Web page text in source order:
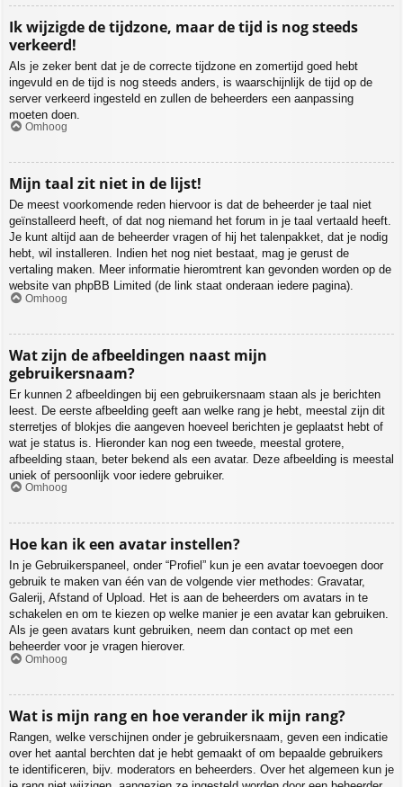
Ik wijzigde de tijdzone, maar de tijd is nog steeds
verkeerd!
Als je zeker bent dat je de correcte tijdzone en zomertijd goed hebt
ingevuld en de tijd is nog steeds anders, is waarschijnlijk de tijd op de
server verkeerd ingesteld en zullen de beheerders een aanpassing
moeten doen.
Omhoog
Mijn taal zit niet in de lijst!
De meest voorkomende reden hiervoor is dat de beheerder je taal niet
geïnstalleerd heeft, of dat nog niemand het forum in je taal vertaald heeft.
Je kunt altijd aan de beheerder vragen of hij het talenpakket, dat je nodig
hebt, wil installeren. Indien het nog niet bestaat, mag je gerust de
vertaling maken. Meer informatie hieromtrent kan gevonden worden op de
website van phpBB Limited (de link staat onderaan iedere pagina).
Omhoog
Wat zijn de afbeeldingen naast mijn
gebruikersnaam?
Er kunnen 2 afbeeldingen bij een gebruikersnaam staan als je berichten
leest. De eerste afbeelding geeft aan welke rang je hebt, meestal zijn dit
sterretjes of blokjes die aangeven hoeveel berichten je geplaatst hebt of
wat je status is. Hieronder kan nog een tweede, meestal grotere,
afbeelding staan, beter bekend als een avatar. Deze afbeelding is meestal
uniek of persoonlijk voor iedere gebruiker.
Omhoog
Hoe kan ik een avatar instellen?
In je Gebruikerspaneel, onder “Profiel” kun je een avatar toevoegen door
gebruik te maken van één van de volgende vier methodes: Gravatar,
Galerij, Afstand of Upload. Het is aan de beheerders om avatars in te
schakelen en om te kiezen op welke manier je een avatar kan gebruiken.
Als je geen avatars kunt gebruiken, neem dan contact op met een
beheerder voor je vragen hierover.
Omhoog
Wat is mijn rang en hoe verander ik mijn rang?
Rangen, welke verschijnen onder je gebruikersnaam, geven een indicatie
over het aantal berchten dat je hebt gemaakt of om bepaalde gebruikers
te identificeren, bijv. moderators en beheerders. Over het algemeen kun je